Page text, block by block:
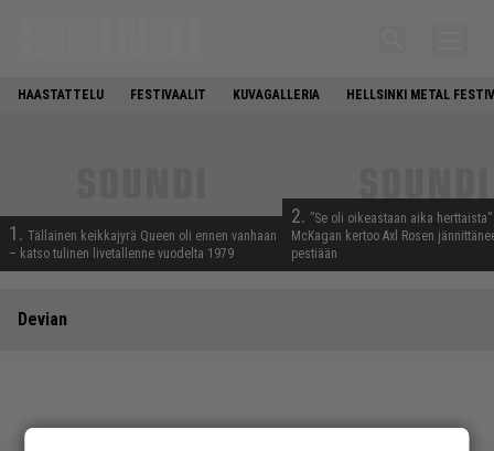
HAASTATTELU FESTIVAALIT KUVAGALLERIA HELLSINKI METAL
1. Tällainen keikkajyrä Queen oli ennen vanhaan
– katso tulinen livetallenne vuodelta 1979
2. ”Se oli oikeastaan aika
McKagan kertoo Axl Rosen
pestiään
Devian